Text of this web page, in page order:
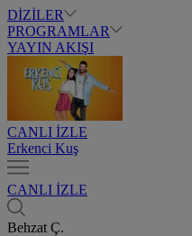
DİZİLER
PROGRAMLAR
YAYIN AKIŞI
CANLI İZLE
Erkenci Kuş
CANLI İZLE
Behzat Ç.